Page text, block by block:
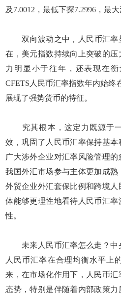
及7.0012，最低下探7.2996，最
双向波动之中，人民币汇率
在，美元指数持续向上突破的
力明显小于往年，还表现在
CFETS人民币汇率指数年内始终
展现了强势货币的特征。
究其根本，这定力既源于一
效，巩固了人民币汇率保持基
广大涉外企业对汇率风险管理的
我国外汇市场参与主体更加成熟
外贸企业外汇套保比例和跨境
体能够更理性地看待人民币汇
性。
未来人民币汇率怎么走？中
人民币汇率在合理均衡水平上
来，在市场化作用下，人民币
态势，特别是伴随着内部政策